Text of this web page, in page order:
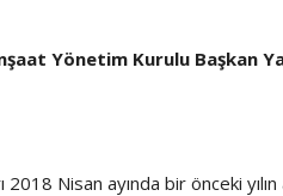
Yönetim Kurulu Başkan
2018 Nisan ayında bir önceki